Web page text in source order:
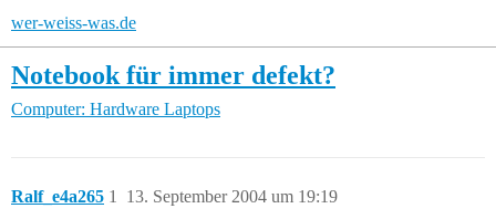
wer-weiss-was.de
Notebook für immer defekt?
Computer: Hardware Laptops
Ralf_e4a265 13. September 2004 um 19:19
1